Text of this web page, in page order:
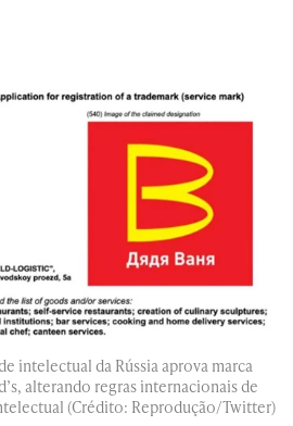
intelectual da Rússia aprova marca
alterando regras internacionais de
(Crédito: Reprodução/Twitter)